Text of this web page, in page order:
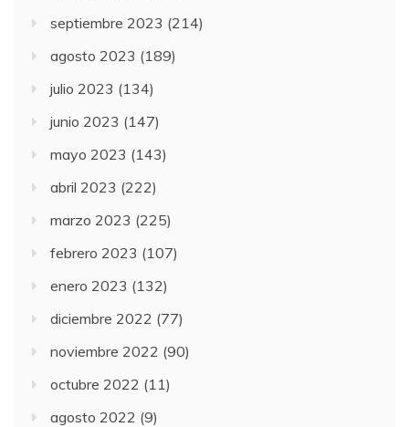
septiembre 2023 (214)
agosto 2023 (189)
julio 2023 (134)
junio 2023 (147)
mayo 2023 (143)
abril 2023 (222)
marzo 2023 (225)
febrero 2023 (107)
enero 2023 (132)
diciembre 2022 (77)
noviembre 2022 (90)
octubre 2022 (11)
agosto 2022 (9)